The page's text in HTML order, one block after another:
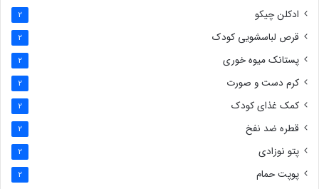
ادکلن چیکو 2
قرص لباسشویی کودک 2
پستانک میوه خوری 2
کرم دست و صورت 2
کمک غذای کودک 2
قطره ضد نفخ 2
پتو نوزادی 2
پوپت حمام 2